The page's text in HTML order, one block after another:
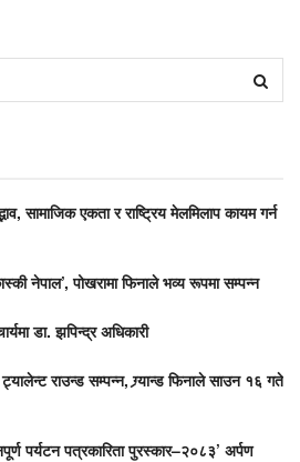
सामाजिक एकता र राष्ट्रिय मेलमिलाप कायम गर्न
नेपाल’, पोखरामा फिनाले भव्य रूपमा सम्पन्न
डा. झपिन्द्र अधिकारी
राउन्ड सम्पन्न, ग्र्यान्ड फिनाले साउन १६ गते
पर्यटन पत्रकारिता पुरस्कार–२०८३’ अर्पण